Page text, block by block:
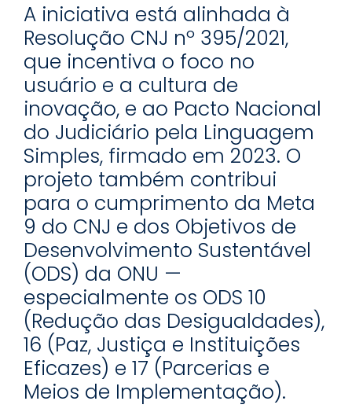
A iniciativa está alinhada à
Resolução CNJ nº 395/2021,
que incentiva o foco no
usuário e a cultura de
inovação, e ao Pacto Nacional
do Judiciário pela Linguagem
Simples, firmado em 2023. O
projeto também contribui
para o cumprimento da Meta
9 do CNJ e dos Objetivos de
Desenvolvimento Sustentável
(ODS) da ONU —
especialmente os ODS 10
(Redução das Desigualdades),
16 (Paz, Justiça e Instituições
Eficazes) e 17 (Parcerias e
Meios de Implementação).